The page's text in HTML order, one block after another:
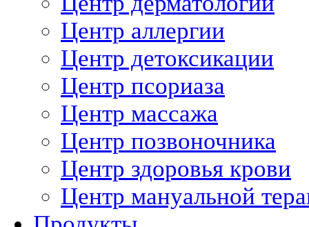
Центр аллергии
Центр детоксикации
Центр псориаза
Центр массажа
Центр позвоночника
Центр здоровья крови
Центр мануальной